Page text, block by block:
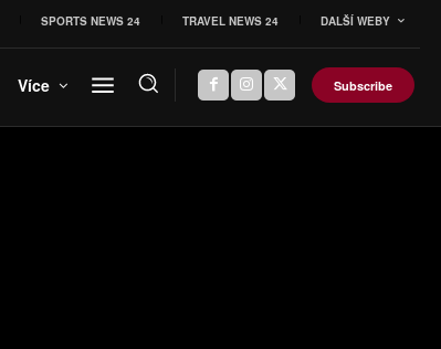
SPORTS NEWS 24 TRAVEL NEWS 24 DALŠÍ WEBY
Více Subscribe